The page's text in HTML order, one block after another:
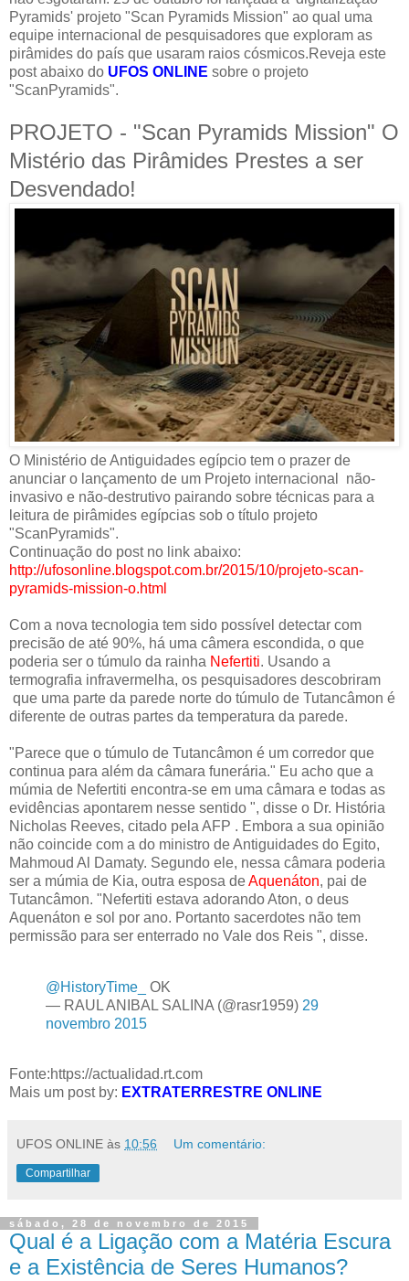
Pyramids' projeto "Scan Pyramids Mission" ao qual uma
equipe internacional de pesquisadores que exploram as
pirâmides do país que usaram raios cósmicos.Reveja este
post abaixo do UFOS ONLINE sobre o projeto
"ScanPyramids".
PROJETO - "Scan Pyramids Mission" O
Mistério das Pirâmides Prestes a ser
Desvendado!
O Ministério de Antiguidades egípcio tem o prazer de
anunciar o lançamento de um Projeto internacional não-
invasivo e não-destrutivo pairando sobre técnicas para a
leitura de pirâmides egípcias sob o título projeto
"ScanPyramids".
Continuação do post no link abaixo:
http://ufosonline.blogspot.com.br/2015/10/projeto-scan-
pyramids-mission-o.html
Com a nova tecnologia tem sido possível detectar com
precisão de até 90%, há uma câmera escondida, o que
poderia ser o túmulo da rainha Nefertiti. Usando a
termografia infravermelha, os pesquisadores descobriram
que uma parte da parede norte do túmulo de Tutancâmon é
diferente de outras partes da temperatura da parede.
"Parece que o túmulo de Tutancâmon é um corredor que
continua para além da câmara funerária." Eu acho que a
múmia de Nefertiti encontra-se em uma câmara e todas as
evidências apontarem nesse sentido ", disse o Dr. História
Nicholas Reeves, citado pela AFP . Embora a sua opinião
não coincide com a do ministro de Antiguidades do Egito,
Mahmoud Al Damaty. Segundo ele, nessa câmara poderia
ser a múmia de Kia, outra esposa deAquenáton, pai de
Tutancâmon. "Nefertiti estava adorando Aton, o deus
Aquenáton e sol por ano. Portanto sacerdotes não tem
permissão para ser enterrado no Vale dos Reis ", disse.
@HistoryTime_
OK
— RAUL ANIBAL SALINA (@rasr1959) 29
novembro 2015
Fonte:https://actualidad.rt.com
Mais um post by: EXTRATERRESTRE ONLINE
UFOS ONLINE às 10:56 Um comentário:
Compartilhar
sábado, 28 de novembro de 2015
Qual é a Ligação com a Matéria Escura
e a Existência de Seres Humanos?